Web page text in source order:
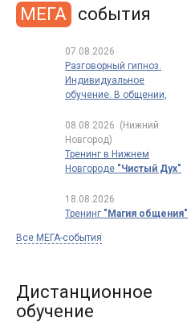
МЕГА события
07.08.2026
Разговорный гипноз.
Индивидуальное
обучение. В общении,
08.08.2026 (Нижний
Новгород)
Тренинг в Нижнем
Новгороде "Чистый Дух"
18.08.2026
Тренинг "Магия общения"
Все МЕГА-события
Дистанционное
обучение